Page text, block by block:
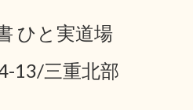
ひと実道場
13/三重北部